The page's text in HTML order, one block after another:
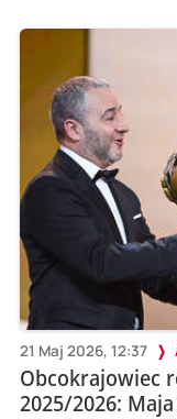
21 Maj 2026, 12:37
Obcokrajowiec
2025/2026: